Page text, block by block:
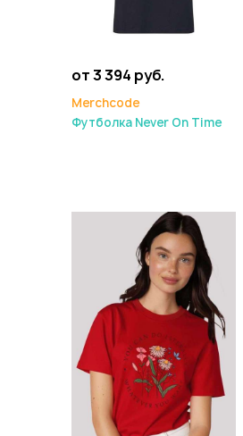
от 3 394 руб.
Merchcode
Футболка Never On Time